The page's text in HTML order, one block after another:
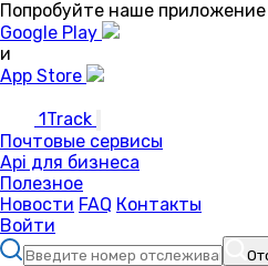
Попробуйте наше приложение
Google Play
и
App Store
1Track
Почтовые сервисы
Api для бизнеса
Полезное
Новости FAQ Контакты
Войти